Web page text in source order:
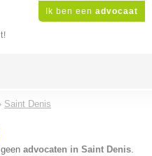
Ik ben een advocaat
Saint Denis
advocaten in Saint Denis.